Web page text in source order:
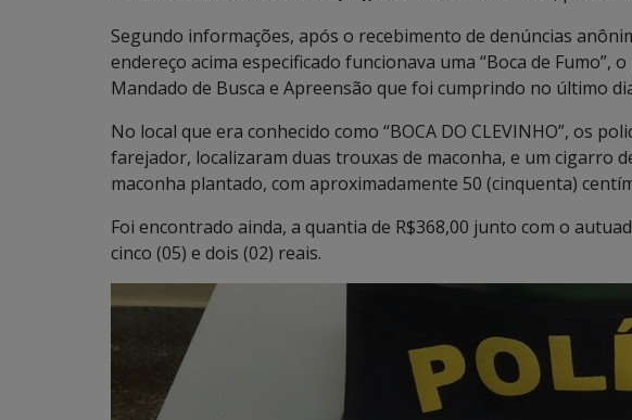
Segundo informações, após o recebimento de denúncias
endereço acima especificado funcionava uma “Boca de Fumo”,
Mandado de Busca e Apreensão que foi cumprindo no último
No local que era conhecido como “BOCA DO CLEVINHO”, os
farejador, localizaram duas trouxas de maconha, e um cigarro
maconha plantado, com aproximadamente 50 (cinquenta)
Foi encontrado ainda, a quantia de R$368,00 junto com o
cinco (05) e dois (02) reais.